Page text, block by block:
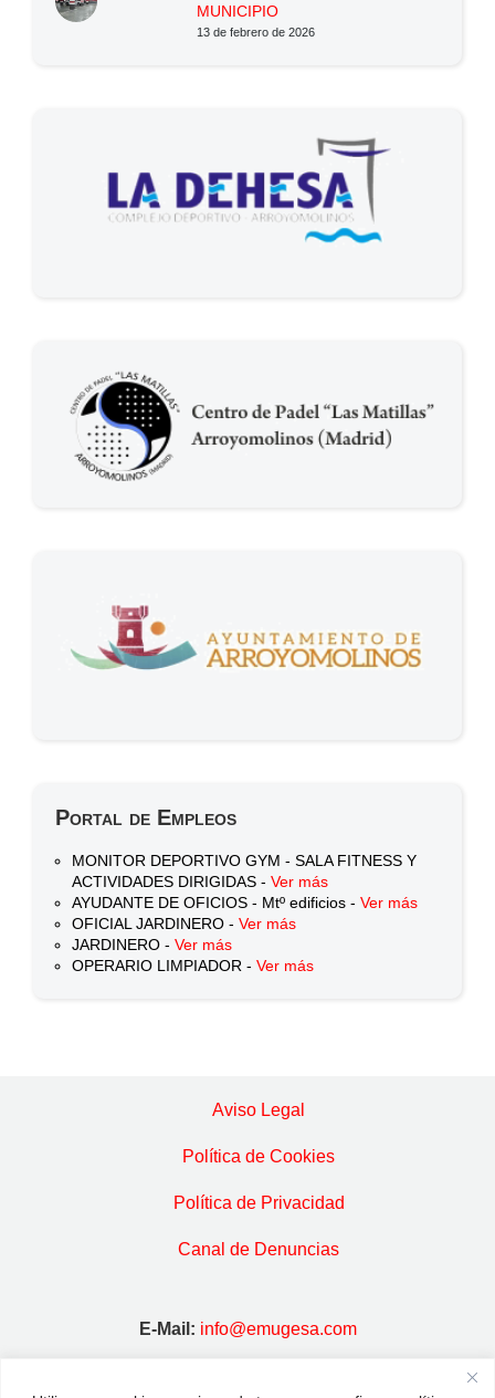
MUNICIPIO
13 de febrero de 2026
Portal de Empleos
MONITOR DEPORTIVO GYM - SALA FITNESS Y
ACTIVIDADES DIRIGIDAS - Ver más
AYUDANTE DE OFICIOS - Mtº edificios - Ver más
OFICIAL JARDINERO - Ver más
JARDINERO - Ver más
OPERARIO LIMPIADOR - Ver más
Aviso Legal
Política de Cookies
Política de Privacidad
Canal de Denuncias
E-Mail: info@emugesa.com